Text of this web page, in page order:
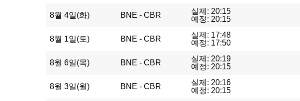
8월 4일(화) BNE - CBR
실제: 20:15
예정: 20:15
8월 1일(토) BNE - CBR
실제: 17:48
예정: 17:50
8월 6일(목) BNE - CBR
실제: 20:19
예정: 20:15
8월 3일(월) BNE - CBR
실제: 20:16
예정: 20:15